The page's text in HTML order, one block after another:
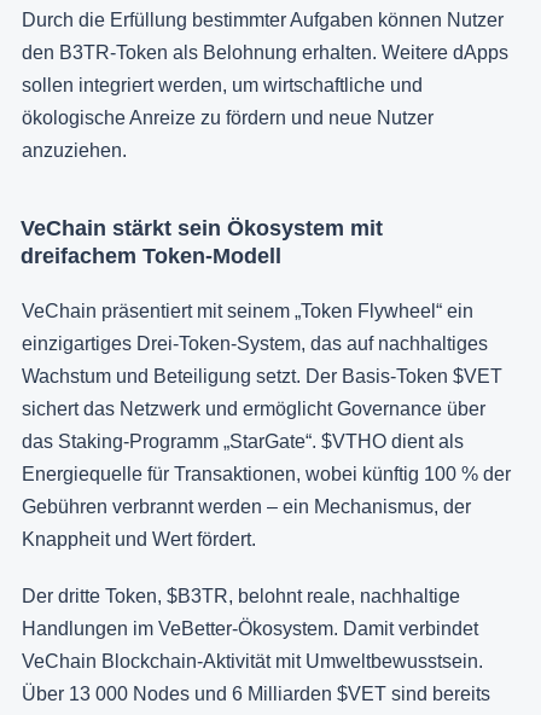
Durch die Erfüllung bestimmter Aufgaben können Nutzer
den B3TR-Token als Belohnung erhalten. Weitere dApps
sollen integriert werden, um wirtschaftliche und
ökologische Anreize zu fördern und neue Nutzer
anzuziehen.
VeChain stärkt sein Ökosystem mit
dreifachem Token-Modell
VeChain präsentiert mit seinem „Token Flywheel“ ein
einzigartiges Drei-Token-System, das auf nachhaltiges
Wachstum und Beteiligung setzt. Der Basis-Token $VET
sichert das Netzwerk und ermöglicht Governance über
das Staking-Programm „StarGate“. $VTHO dient als
Energiequelle für Transaktionen, wobei künftig 100 % der
Gebühren verbrannt werden – ein Mechanismus, der
Knappheit und Wert fördert.
Der dritte Token, $B3TR, belohnt reale, nachhaltige
Handlungen im VeBetter-Ökosystem. Damit verbindet
VeChain Blockchain-Aktivität mit Umweltbewusstsein.
Über 13 000 Nodes und 6 Milliarden $VET sind bereits